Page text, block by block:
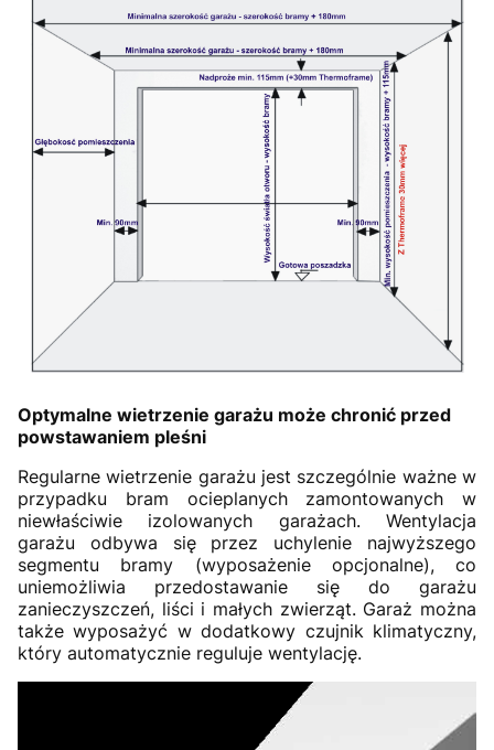
Optymalne wietrzenie garażu może chronić przed
powstawaniem pleśni
Regularne wietrzenie garażu jest szczególnie ważne w
przypadku bram ocieplanych zamontowanych w
niewłaściwie izolowanych garażach. Wentylacja
garażu odbywa się przez uchylenie najwyższego
segmentu bramy (wyposażenie opcjonalne), co
uniemożliwia przedostawanie się do garażu
zanieczyszczeń, liści i małych zwierząt. Garaż można
także wyposażyć w dodatkowy czujnik klimatyczny,
który automatycznie reguluje wentylację.